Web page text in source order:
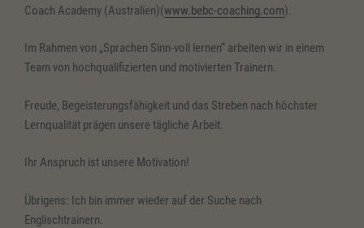
Coach Academy (Australien)(www.bebc-coaching.com).
Im Rahmen von „Sprachen Sinn-voll lernen“ arbeiten wir in einem
Team von hochqualifizierten und motivierten Trainern.
Freude, Begeisterungsfähigkeit und das Streben nach höchster
Lernqualität prägen unsere tägliche Arbeit.
Ihr Anspruch ist unsere Motivation!
Übrigens: Ich bin immer wieder auf der Suche nach
Englischtrainern.